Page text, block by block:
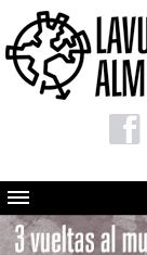
Quienes somos